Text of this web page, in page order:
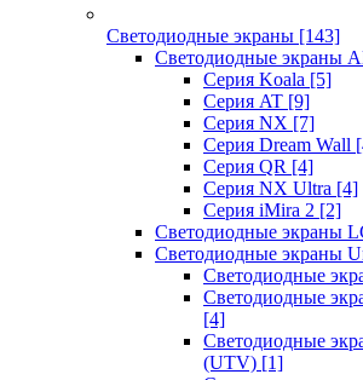
Светодиодные экраны [143]
Светодиодные экраны
Cерия Koala [5]
Серия AT [9]
Серия NX [7]
Серия Dream Wall
Серия QR [4]
Серия NX Ultra [4]
Серия iMira 2 [2]
Светодиодные экраны
Светодиодные экраны
Светодиодные
Светодиодные
[4]
Светодиодные
(UTV) [1]